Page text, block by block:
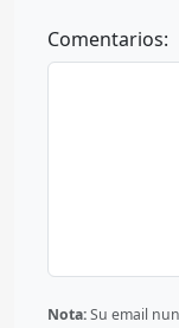
Comentarios:
Nota:Su email